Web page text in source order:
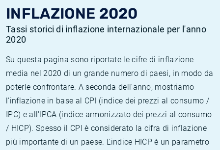
INFLAZIONE 2020
Tassi storici di inflazione internazionale per l'anno
2020
Su questa pagina sono riportate le cifre di inflazione
media nel 2020 di un grande numero di paesi, in modo da
poterle confrontare. A seconda dell'anno, mostriamo
l'inflazione in base al CPI (indice dei prezzi al consumo /
IPC) e all'IPCA (indice armonizzato dei prezzi al consumo
/ HICP). Spesso il CPI è considerato la cifra di inflazione
più importante di un paese. L'indice HICP è un parametro